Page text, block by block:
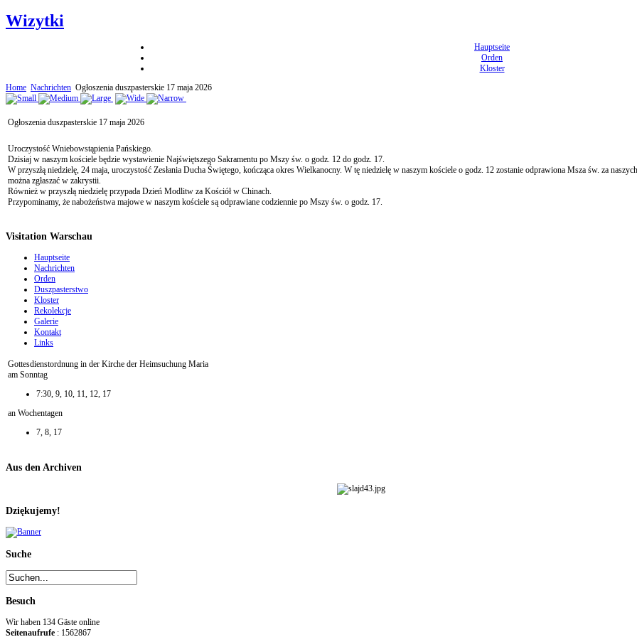
Wizytki
Hauptseite
Orden
Kloster
Home Nachrichten Ogłoszenia duszpasterskie 17 maja 2026
Ogłoszenia duszpasterskie 17 maja 2026
Uroczystość Wniebowstąpienia Pańskiego.
Dzisiaj w naszym kościele będzie wystawienie Najświętszego Sakramentu po Mszy św. o godz. 12 do godz. 17.
W przyszłą niedzielę, 24 maja, uroczystość Zesłania Ducha Świętego, kończąca okres Wielkanocny. W tę niedzielę w naszym kościele o godz. 12 zostanie odprawiona Msza św. za
można zgłaszać w zakrystii.
Również w przyszłą niedzielę przypada Dzień Modlitw za Kościół w Chinach.
Przypominamy, że nabożeństwa majowe w naszym kościele są odprawiane codziennie po Mszy św. o godz. 17.
Visitation Warschau
Hauptseite
Nachrichten
Orden
Duszpasterstwo
Kloster
Rekolekcje
Galerie
Kontakt
Links
Gottesdienstordnung in der Kirche der Heimsuchung Maria
am Sonntag
7:30, 9, 10, 11, 12, 17
an Wochentagen
7, 8, 17
Aus den Archiven
Dziękujemy!
Suche
Besuch
Wir haben 134 Gäste online
Seitenaufrufe : 1562867